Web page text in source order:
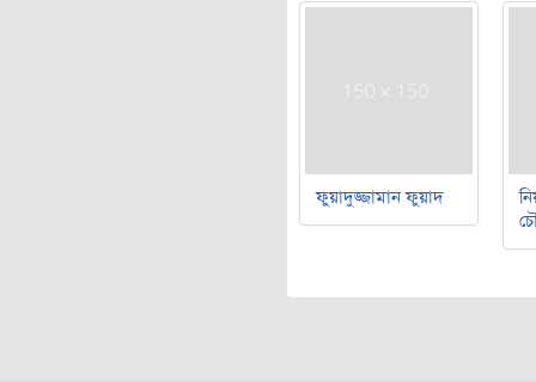
ফুয়াদুজ্জামান ফুয়াদ